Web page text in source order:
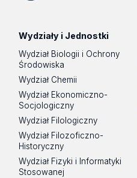
Wydziały i Jednostki
Wydział Biologii i Ochrony
Środowiska
Wydział Chemii
Wydział Ekonomiczno-
Socjologiczny
Wydział Filologiczny
Wydział Filozoficzno-
Historyczny
Wydział Fizyki i Informatyki
Stosowanej